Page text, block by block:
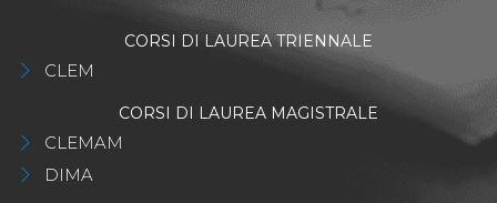
CORSI DI LAUREA TRIENNALE
CLEM
CORSI DI LAUREA MAGISTRALE
CLEMAM
DIMA